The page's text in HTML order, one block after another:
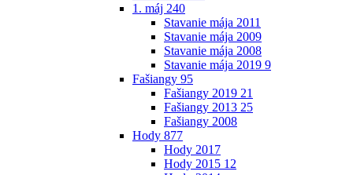
1. máj 240
Stavanie mája 2011
Stavanie mája 2009
Stavanie mája 2008
Stavanie mája 2019 9
Fašiangy 95
Fašiangy 2019 21
Fašiangy 2013 25
Fašiangy 2008
Hody 877
Hody 2017
Hody 2015 12